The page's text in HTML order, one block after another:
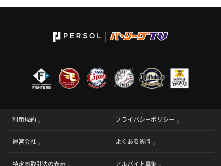
利用規約 プライバシーポリシー
運営会社 （別ウィンドウで開く） よくある質問
特定商取引法の表示 アルバイト募集 （別ウィンドウで開く